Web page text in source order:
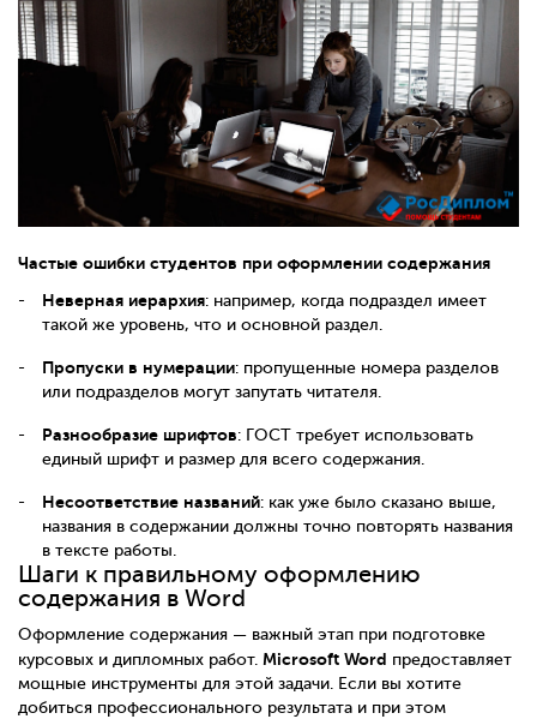
Частые ошибки студентов при оформлении содержания
Неверная иерархия: например, когда подраздел имеет
такой же уровень, что и основной раздел.
Пропуски в нумерации: пропущенные номера разделов
или подразделов могут запутать читателя.
Разнообразие шрифтов: ГОСТ требует использовать
единый шрифт и размер для всего содержания.
Несоответствие названий: как уже было сказано выше,
названия в содержании должны точно повторять названия
в тексте работы.
Шаги к правильному оформлению
содержания в Word
Оформление содержания — важный этап при подготовке
курсовых и дипломных работ. Microsoft Word предоставляет
мощные инструменты для этой задачи. Если вы хотите
добиться профессионального результата и при этом